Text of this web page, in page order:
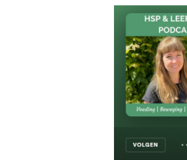
podcast
van
HSP
coach
Lysanne